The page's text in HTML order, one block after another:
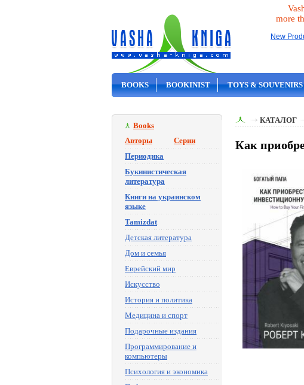
more
New
BOOKS BOOKINIST TOYS & SOUVENIRS
Books
Авторы
Серии
Периодика
Букинистическая
литература
Книги на украинском
языке
Tamizdat
Детская литература
Дом и семья
Еврейский мир
Искусство
История и политика
Медицина и спорт
Подарочные издания
Программирование и
компьютеры
Психология и экономика
КАТАЛОГ
Как